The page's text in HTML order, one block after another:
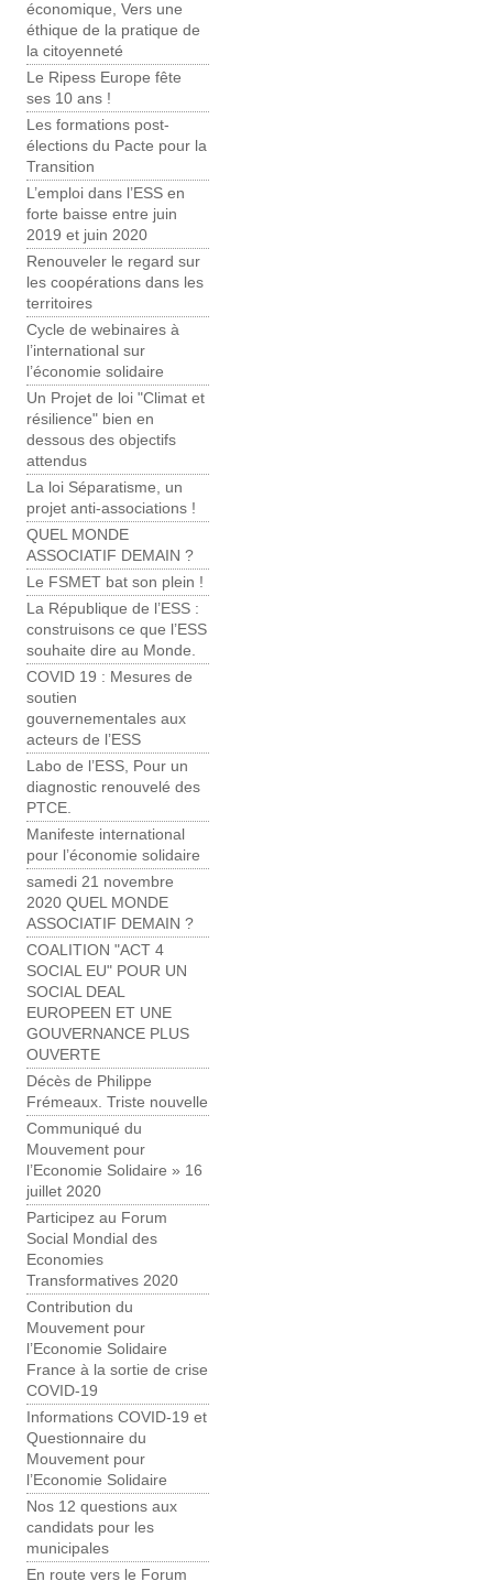
économique, Vers une
éthique de la pratique de
la citoyenneté
Le Ripess Europe fête
ses 10 ans !
Les formations post-
élections du Pacte pour la
Transition
L’emploi dans l’ESS en
forte baisse entre juin
2019 et juin 2020
Renouveler le regard sur
les coopérations dans les
territoires
Cycle de webinaires à
l’international sur
l’économie solidaire
Un Projet de loi "Climat et
résilience" bien en
dessous des objectifs
attendus
La loi Séparatisme, un
projet anti-associations !
QUEL MONDE
ASSOCIATIF DEMAIN ?
Le FSMET bat son plein !
La République de l’ESS :
construisons ce que l’ESS
souhaite dire au Monde.
COVID 19 : Mesures de
soutien
gouvernementales aux
acteurs de l’ESS
Labo de l’ESS, Pour un
diagnostic renouvelé des
PTCE.
Manifeste international
pour l’économie solidaire
samedi 21 novembre
2020 QUEL MONDE
ASSOCIATIF DEMAIN ?
COALITION "ACT 4
SOCIAL EU" POUR UN
SOCIAL DEAL
EUROPEEN ET UNE
GOUVERNANCE PLUS
OUVERTE
Décès de Philippe
Frémeaux. Triste nouvelle
Communiqué du
Mouvement pour
l’Economie Solidaire » 16
juillet 2020
Participez au Forum
Social Mondial des
Economies
Transformatives 2020
Contribution du
Mouvement pour
l’Economie Solidaire
France à la sortie de crise
COVID-19
Informations COVID-19 et
Questionnaire du
Mouvement pour
l’Economie Solidaire
Nos 12 questions aux
candidats pour les
municipales
En route vers le Forum